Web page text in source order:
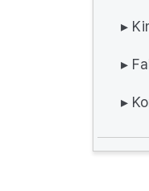
▸
▸
▸